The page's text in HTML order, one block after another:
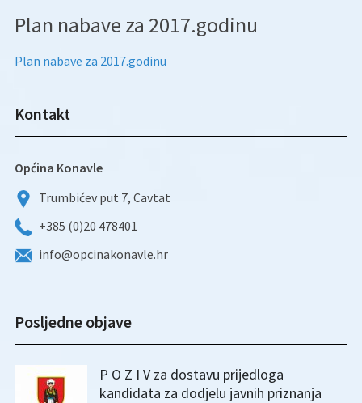
Plan nabave za 2017.godinu
Plan nabave za 2017.godinu
Kontakt
Općina Konavle
Trumbićev put 7, Cavtat
+385 (0)20 478401
info@opcinakonavle.hr
Posljedne objave
P O Z I V za dostavu prijedloga
kandidata za dodjelu javnih priznanja